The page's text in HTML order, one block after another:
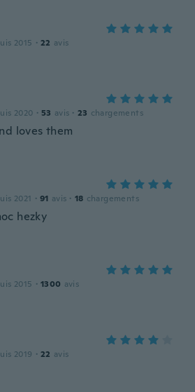
2015 · 22 avis
2020 · 53 avis · 23 chargements
loves them
2021 · 91 avis · 18 chargements
hezky
2015 · 1300 avis
2019 · 22 avis